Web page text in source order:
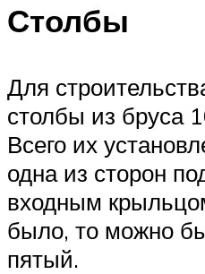
Столбы
Для
столбы из бруса
Всего их
одна из сторон
входным
было, то можно
пятый.